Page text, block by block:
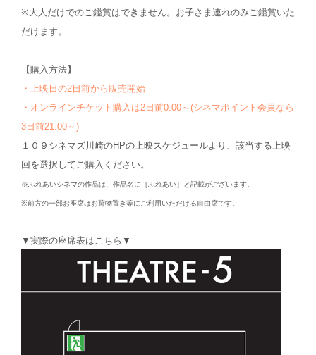
※大人だけでのご鑑賞はできません。お子さま連れのみご鑑賞いた
だけます。
【購入方法】
・上映日の2日前から販売開始
・オンラインチケット購入は2日前0:00～(シネマポイント会員なら
3日前21:00～)
１０９シネマズ川崎のHPの上映スケジュールより、該当する上映
回を選択してご購入ください。
※ふれあいシネマの作品は、作品名に［ふれあい］と記載がございます。
※前方の一部お座席はお荷物置き等にご利用いただける自由席です。
▼実際の座席表はこちら▼